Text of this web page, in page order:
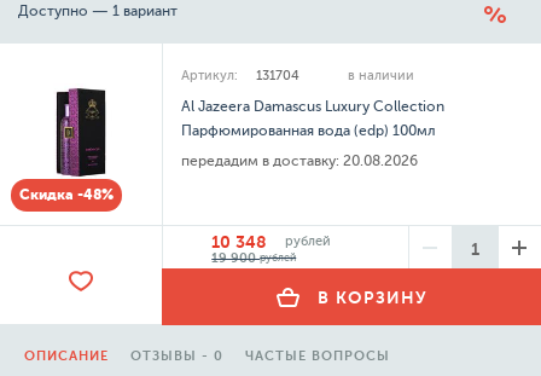
Доступно — 1 вариант
Скидка -48%
Артикул: 131704 в наличии
Al Jazeera Damascus Luxury Collection
Парфюмированная вода (edp) 100мл
передадим в доставку: 20.08.2026
10 348
рублей
19 900рублей
В КОРЗИНУ
ОПИСАНИЕ ОТЗЫВЫ - 0 ЧАСТЫЕ ВОПРОСЫ